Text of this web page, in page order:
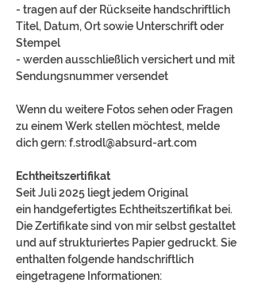
- tragen auf der Rückseite handschriftlich
Titel, Datum, Ort sowie Unterschrift oder
Stempel
- werden ausschließlich versichert und mit
Sendungsnummer versendet
Wenn du weitere Fotos sehen oder Fragen
zu einem Werk stellen möchtest, melde
dich gern: f.strodl@absurd-art.com
Echtheitszertifikat
Seit Juli 2025 liegt jedem Original
ein handgefertigtes Echtheitszertifikat bei.
Die Zertifikate sind von mir selbst gestaltet
und auf strukturiertes Papier gedruckt. Sie
enthalten folgende handschriftlich
eingetragene Informationen: